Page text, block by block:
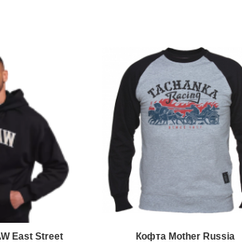
East Street
Кофта Mother Russia